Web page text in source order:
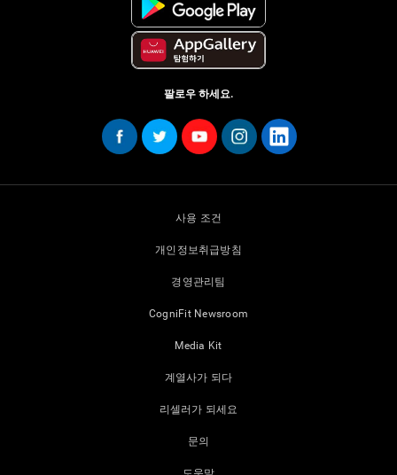
팔로우 하세요.
사용 조건
개인정보취급방침
경영관리팀
CogniFit Newsroom
Media Kit
계열사가 되다
리셀러가 되세요
문의